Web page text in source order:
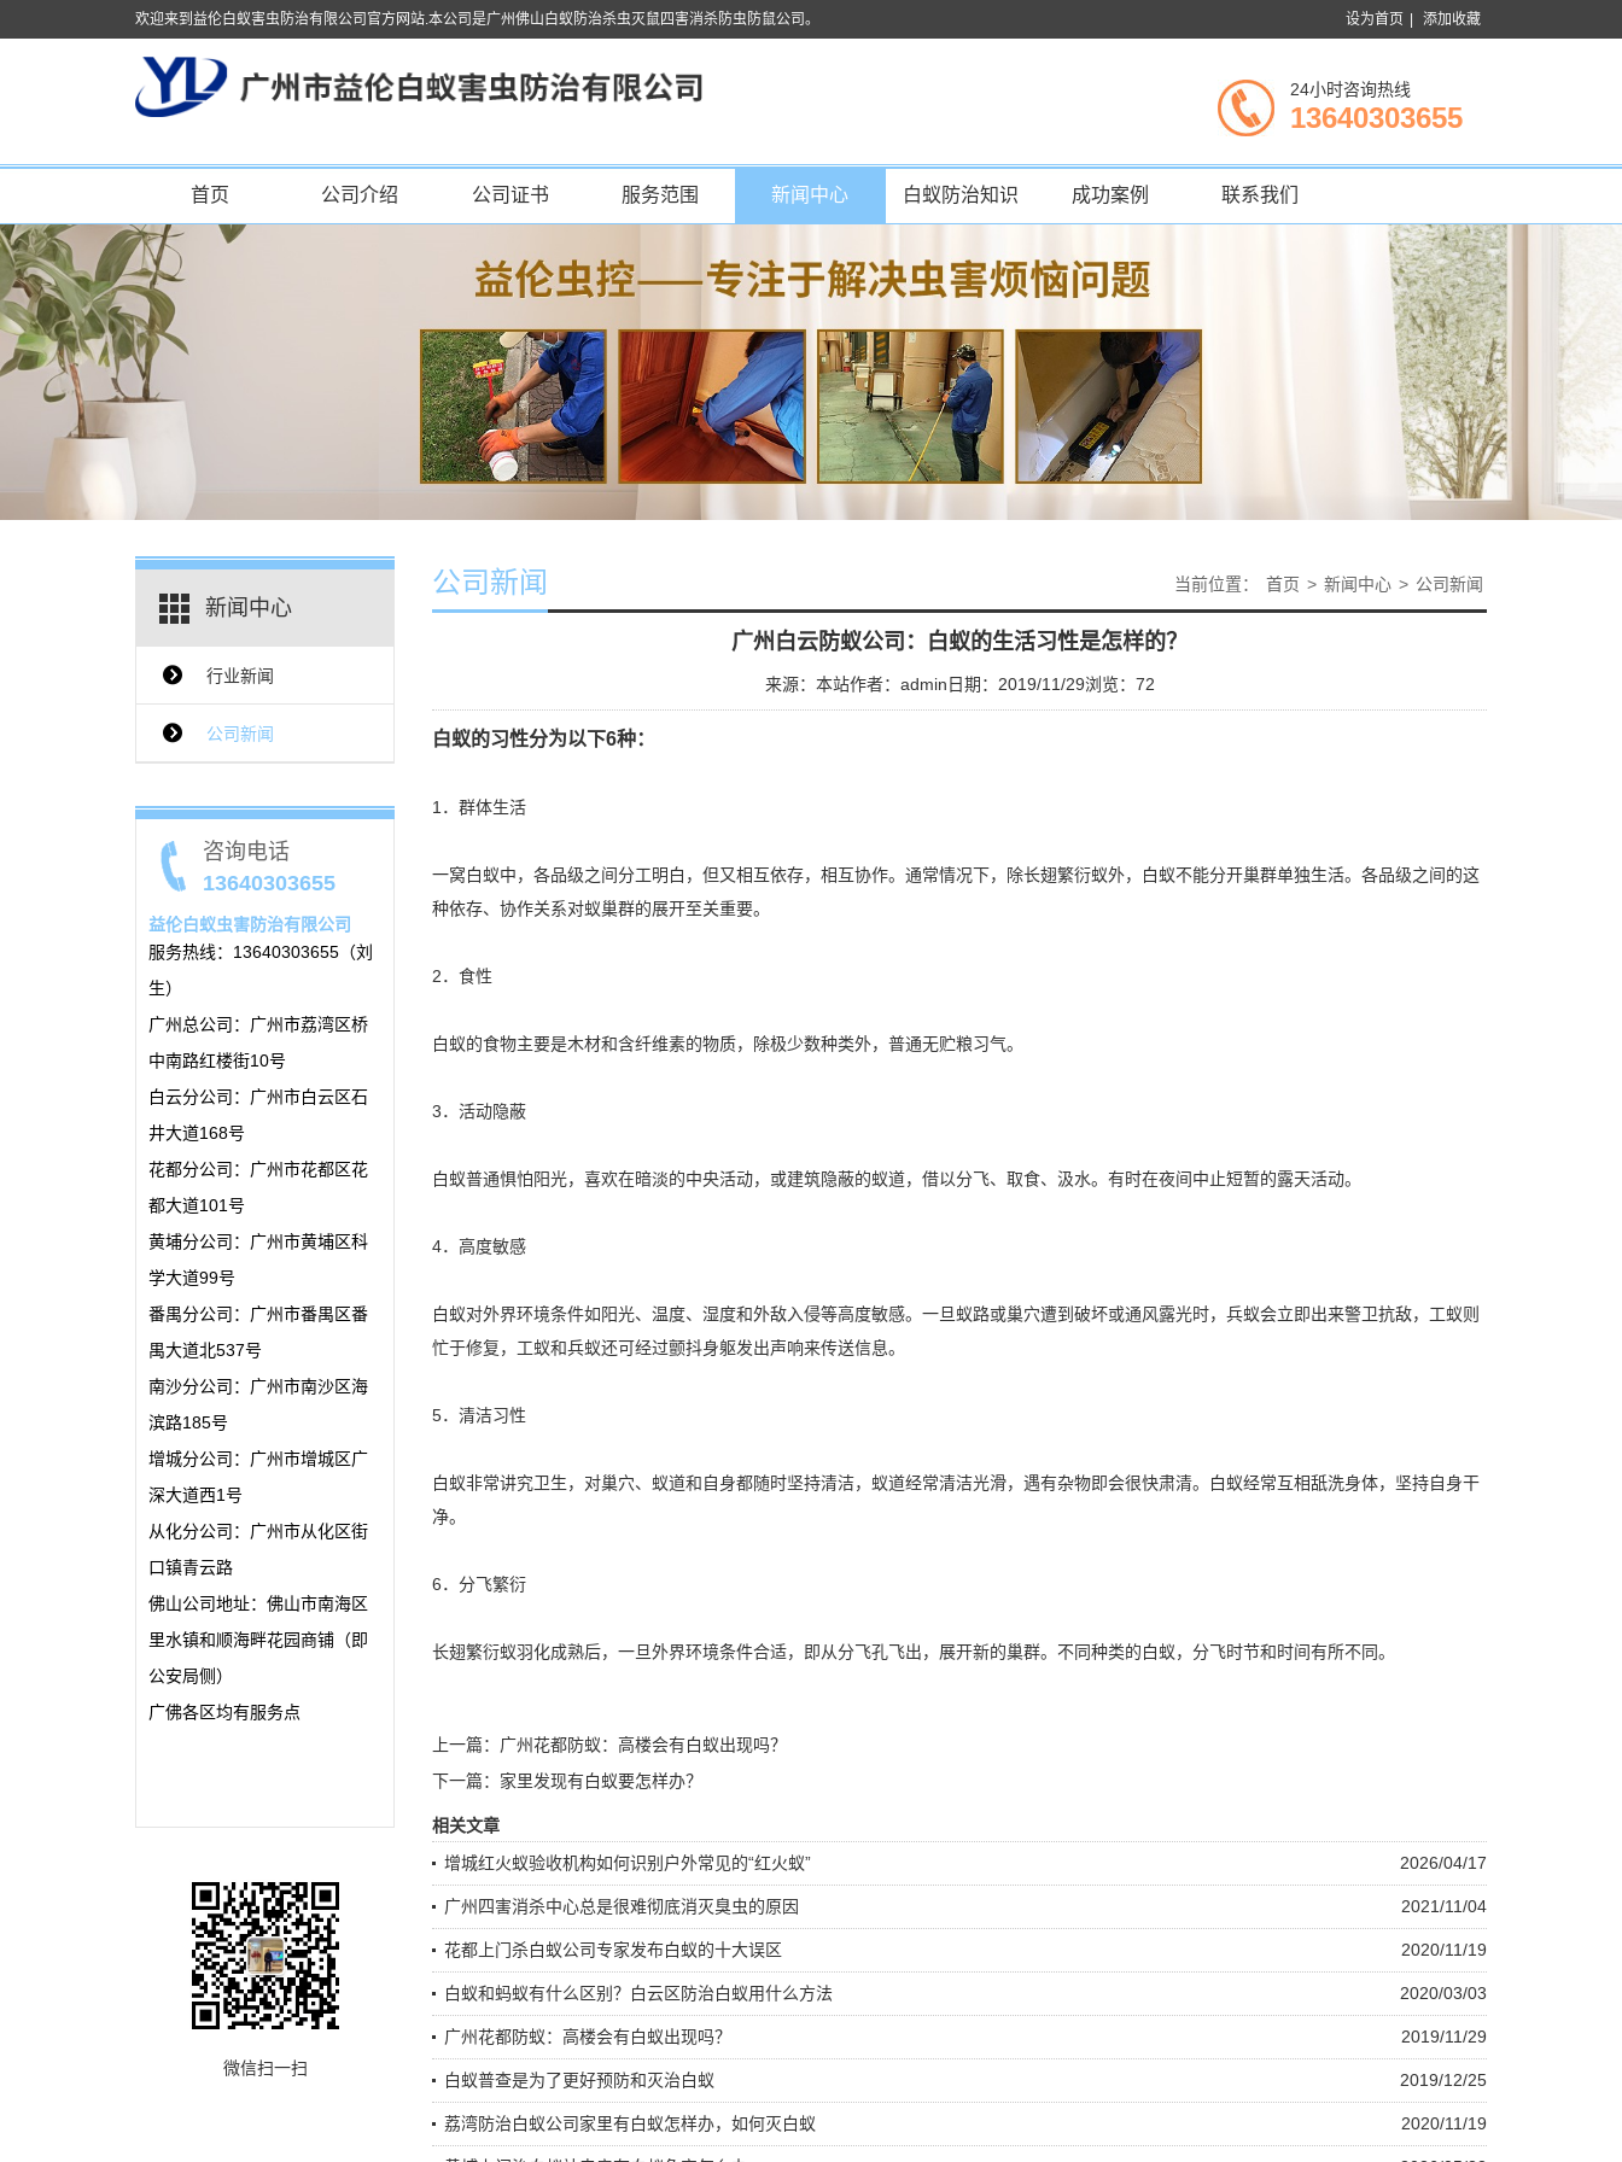
欢迎来到益伦白蚁害虫防治有限公司官方网站.本公司是广州佛山白蚁防治杀虫灭鼠四害消杀防虫防鼠公司。 设为首页 添加收藏
24小时咨询热线
13640303655
首页 公司介绍 公司证书 服务范围 新闻中心 白蚁防治知识 成功案例 联系我们
新闻中心
{$ClassName_en}
行业新闻
公司新闻
咨询电话
13640303655
益伦白蚁虫害防治有限公司
服务热线：13640303655（刘
生）
广州总公司：广州市荔湾区桥
中南路红楼街10号
白云分公司：广州市白云区石
井大道168号
花都分公司：广州市花都区花
都大道101号
黄埔分公司：广州市黄埔区科
学大道99号
番禺分公司：广州市番禺区番
禺大道北537号
南沙分公司：广州市南沙区海
滨路185号
增城分公司：广州市增城区广
深大道西1号
从化分公司：广州市从化区街
口镇青云路
佛山公司地址：佛山市南海区
里水镇和顺海畔花园商铺（即
公安局侧）
广佛各区均有服务点
微信扫一扫
公司新闻 当前位置： 首页 > 新闻中心 > 公司新闻
广州白云防蚁公司：白蚁的生活习性是怎样的？
来源：本站作者：admin 日期：2019/11/29浏览： 72
白蚁的习性分为以下6种：
1．群体生活
一窝白蚁中，各品级之间分工明白，但又相互依存，相互协作。通常情况下，除长翅繁衍蚁外，白蚁不能分开巢群单独生活。各品级之间的这
种依存、协作关系对蚁巢群的展开至关重要。
2．食性
白蚁的食物主要是木材和含纤维素的物质，除极少数种类外，普通无贮粮习气。
3．活动隐蔽
白蚁普通惧怕阳光，喜欢在暗淡的中央活动，或建筑隐蔽的蚁道，借以分飞、取食、汲水。有时在夜间中止短暂的露天活动。
4．高度敏感
白蚁对外界环境条件如阳光、温度、湿度和外敌入侵等高度敏感。一旦蚁路或巢穴遭到破坏或通风露光时，兵蚁会立即出来警卫抗敌，工蚁则
忙于修复，工蚁和兵蚁还可经过颤抖身躯发出声响来传送信息。
5．清洁习性
白蚁非常讲究卫生，对巢穴、蚁道和自身都随时坚持清洁，蚁道经常清洁光滑，遇有杂物即会很快肃清。白蚁经常互相舐洗身体，坚持自身干
净。
6．分飞繁衍
长翅繁衍蚁羽化成熟后，一旦外界环境条件合适，即从分飞孔飞出，展开新的巢群。不同种类的白蚁，分飞时节和时间有所不同。
上一篇： 广州花都防蚁：高楼会有白蚁出现吗？
下一篇： 家里发现有白蚁要怎样办？
相关文章
2026/04/17
增城红火蚁验收机构如何识别户外常见的“红火蚁”
2021/11/04
广州四害消杀中心总是很难彻底消灭臭虫的原因
2020/11/19
花都上门杀白蚁公司专家发布白蚁的十大误区
2020/03/03
白蚁和蚂蚁有什么区别？白云区防治白蚁用什么方法
2019/11/29
广州花都防蚁：高楼会有白蚁出现吗？
2019/12/25
白蚁普查是为了更好预防和灭治白蚁
2020/11/19
荔湾防治白蚁公司家里有白蚁怎样办，如何灭白蚁